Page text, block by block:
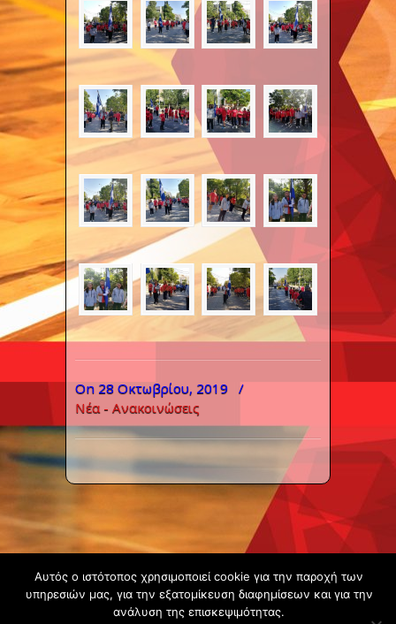
On 28 Οκτωβρίου, 2019 /
Νέα - Ανακοινώσεις
Copyright ©
2020 -
Gsperamatosermis.gr
Αυτός ο ιστότοπος χρησιμοποιεί cookie για την παροχή των
υπηρεσιών μας, για την εξατομίκευση διαφημίσεων και για την
ανάλυση της επισκεψιμότητας.